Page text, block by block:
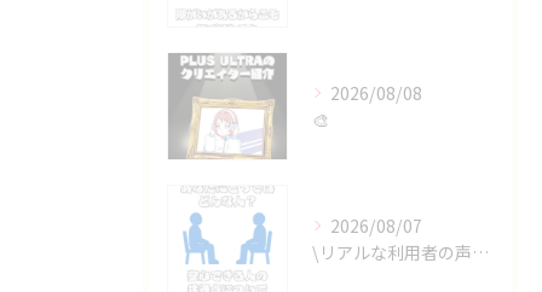
2026/08/08
🎨
2026/08/07
\リアルな利用者の声📣/